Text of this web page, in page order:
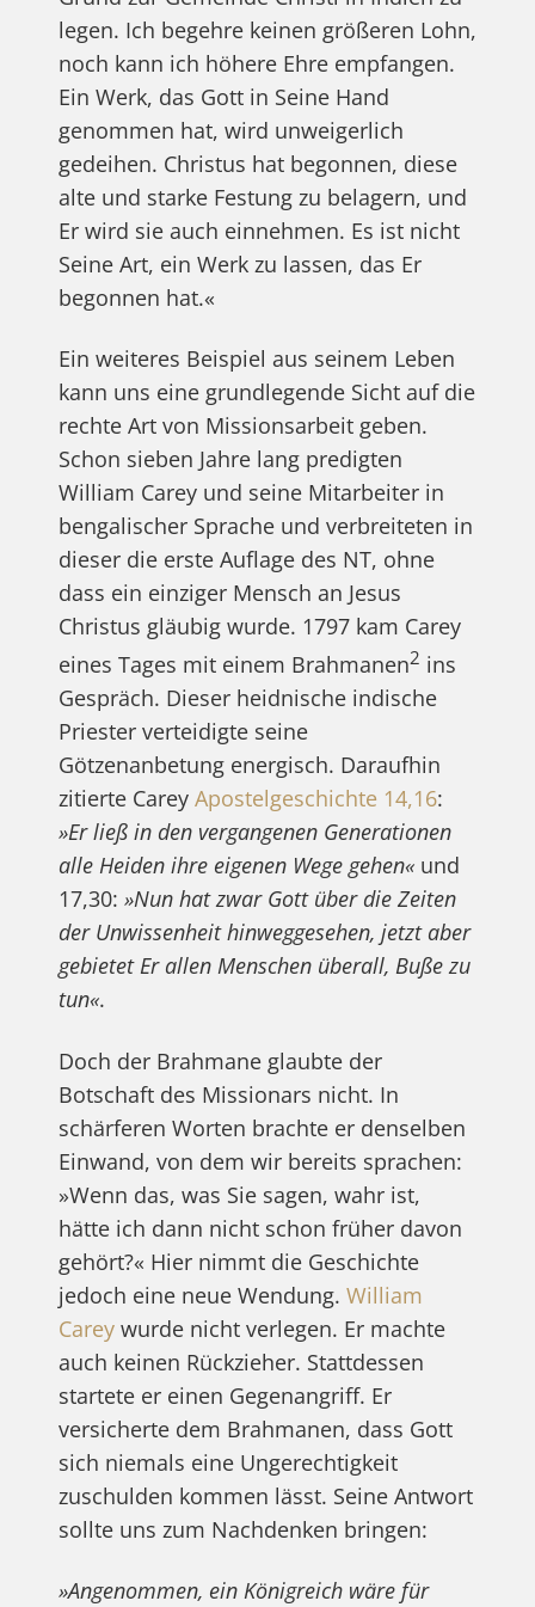
legen. Ich begehre keinen größeren Lohn,
noch kann ich höhere Ehre empfangen.
Ein Werk, das Gott in Seine Hand
genommen hat, wird unweigerlich
gedeihen. Christus hat begonnen, diese
alte und starke Festung zu belagern, und
Er wird sie auch einnehmen. Es ist nicht
Seine Art, ein Werk zu lassen, das Er
begonnen hat.«
Ein weiteres Beispiel aus seinem Leben
kann uns eine grundlegende Sicht auf die
rechte Art von Missionsarbeit geben.
Schon sieben Jahre lang predigten
William Carey und seine Mitarbeiter in
bengalischer Sprache und verbreiteten in
dieser die erste Auflage des NT, ohne
dass ein einziger Mensch an Jesus
Christus gläubig wurde. 1797 kam Carey
eines Tages mit einem Brahmanen2 ins
Gespräch. Dieser heidnische indische
Priester verteidigte seine
Götzenanbetung energisch. Daraufhin
zitierte Carey Apostelgeschichte 14,16:
»Er ließ in den vergangenen Generationen
alle Heiden ihre eigenen Wege gehen«und
17,30: »Nun hat zwar Gott über die Zeiten
der Unwissenheit hinweggesehen, jetzt aber
gebietet Er allen Menschen überall, Buße zu
tun«.
Doch der Brahmane glaubte der
Botschaft des Missionars nicht. In
schärferen Worten brachte er denselben
Einwand, von dem wir bereits sprachen:
»Wenn das, was Sie sagen, wahr ist,
hätte ich dann nicht schon früher davon
gehört?« Hier nimmt die Geschichte
jedoch eine neue Wendung. William
Careywurde nicht verlegen. Er machte
auch keinen Rückzieher. Stattdessen
startete er einen Gegenangriff. Er
versicherte dem Brahmanen, dass Gott
sich niemals eine Ungerechtigkeit
zuschulden kommen lässt. Seine Antwort
sollte uns zum Nachdenken bringen:
»Angenommen, ein Königreich wäre für